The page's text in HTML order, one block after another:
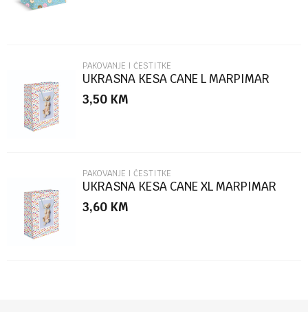
POŠALJI
PAKOVANJE I ČESTITKE
UKRASNA KESA CANE L MARPIMAR
3,50 KM
PAKOVANJE I ČESTITKE
UKRASNA KESA CANE XL MARPIMAR
3,60 KM